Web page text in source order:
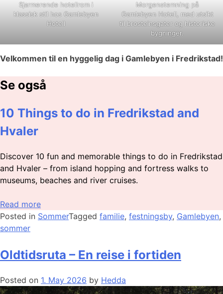
Sjarmerende hotellrom i
klassisk stil hos Gamlebyen
Hotell
Morgenstemning på
Gamlebyen Hotell, med utsikt
til brosteinsgater og historiske
bygninger.
Velkommen til en hyggelig dag i Gamlebyen i Fredrikstad!
Se også
10 Things to do in Fredrikstad and
Hvaler
Discover 10 fun and memorable things to do in Fredrikstad
and Hvaler – from island hopping and fortress walks to
museums, beaches and river cruises.
Read more
Posted in SommerTagged familie, festningsby, Gamlebyen,
sommer
Oldtidsruta – En reise i fortiden
Posted on 1. May 2026 by Hedda